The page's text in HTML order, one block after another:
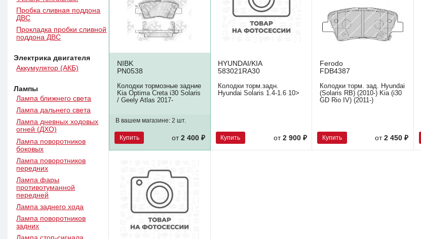
Пробка сливная поддона
ДВС
Прокладка пробки сливной
поддона ДВС
Электрика двигателя
Аккумулятор (АКБ)
Лампы
Лампа ближнего света
Лампа дальнего света
Лампа дневных ходовых
огней (ДХО)
Лампа поворотников
боковых
Лампа поворотников
передних
Лампа фары
противотуманной
передней
Лампа заднего хода
Лампа поворотников
задних
NIBK
PN0538
Колодки тормозные задние
Kia Optima Creta i30 Solaris
/ Geely Atlas 2017-
В вашем магазине: 2 шт.
Купить от2 400 ₽
HYUNDAI/KIA
583021RA30
Колодки торм.задн.
Hyundai Solaris 1.4-1.6 10>
Купить от 2 900 ₽
Ferodo
FDB4387
Колодки торм. зад. Hyundai
(Solaris RB) (2010-) Kia (i30
GD Rio IV) (2011-)
Купить от2 450 ₽